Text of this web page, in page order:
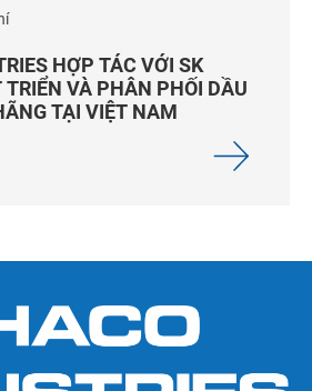
HỢP TÁC VỚI SK
TRIỂN VÀ PHÂN PHỐI DẦU
TẠI VIỆT NAM